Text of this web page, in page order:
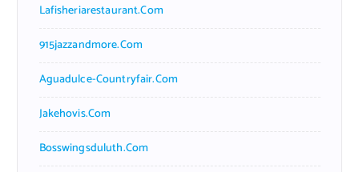
Lafisheriarestaurant.com
915jazzandmore.com
Aguadulce-Countryfair.com
Jakehovis.com
Bosswingsduluth.com